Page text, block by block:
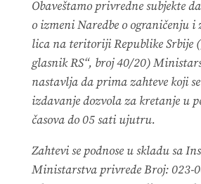
Obaveštamo privredne subjekte
o izmeni Naredbe o ograničenju
lica na teritoriji Republike Srbije
glasnik RS“, broj 40/20)
nastavlja da prima zahteve koji
izdavanje dozvola za kretanje u
časova do 05 sati ujutru.
Zahtevi se podnose u skladu sa
Ministarstva privrede Broj: 023-